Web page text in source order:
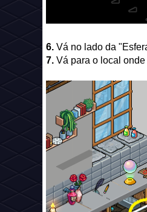
6. Vá no lado da
7. Vá para o local